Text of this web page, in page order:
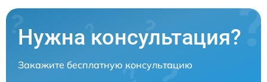
Нужна консультация?
Закажите бесплатную консультацию